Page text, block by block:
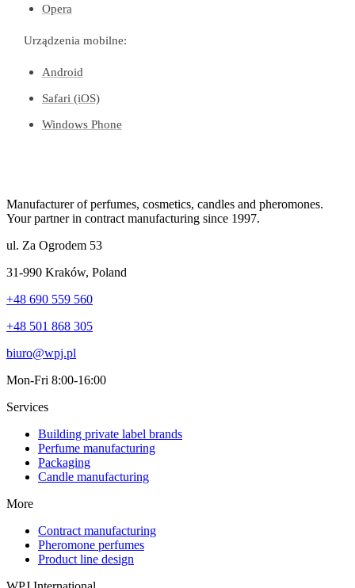
Opera
Urządzenia mobilne:
Android
Safari (iOS)
Windows Phone
Manufacturer of perfumes, cosmetics, candles and pheromones.
Your partner in contract manufacturing since 1997.
ul. Za Ogrodem 53
31-990 Kraków, Poland
+48 690 559 560
+48 501 868 305
biuro@wpj.pl
Mon-Fri 8:00-16:00
Services
Building private label brands
Perfume manufacturing
Packaging
Candle manufacturing
More
Contract manufacturing
Pheromone perfumes
Product line design